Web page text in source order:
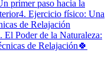
primer paso hacia la
4. Ejercicio físico: Una
de Relajación
El Poder de la Naturaleza:
de Relajación🍀